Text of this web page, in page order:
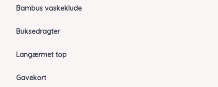
Bambus vaskeklude
Buksedragter
Langærmet top
Gavekort